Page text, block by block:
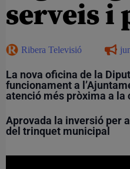
serveis i
Ribera Televisió
La nova oficina de la
funcionament a
atenció més pròxima a la
Aprovada la inversió per
del trinquet municipal